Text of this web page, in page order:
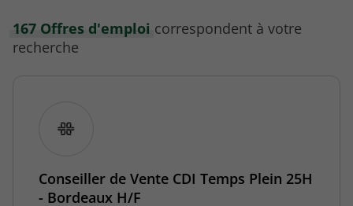
167 Offres d'emploi correspondent à votre
recherche
Conseiller de Vente CDI Temps Plein 25H
- Bordeaux H/F